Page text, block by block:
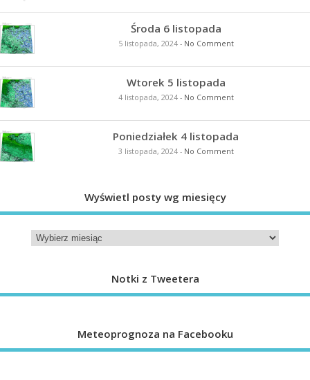
Środa 6 listopada
5 listopada, 2024- No Comment
Wtorek 5 listopada
4 listopada, 2024- No Comment
Poniedziałek 4 listopada
3 listopada, 2024- No Comment
Wyświetl posty wg miesięcy
Notki z Tweetera
Meteoprognoza na Facebooku